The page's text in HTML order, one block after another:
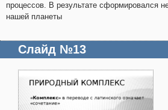
процессов. В результате сформировался
нашей планеты
Слайд №13